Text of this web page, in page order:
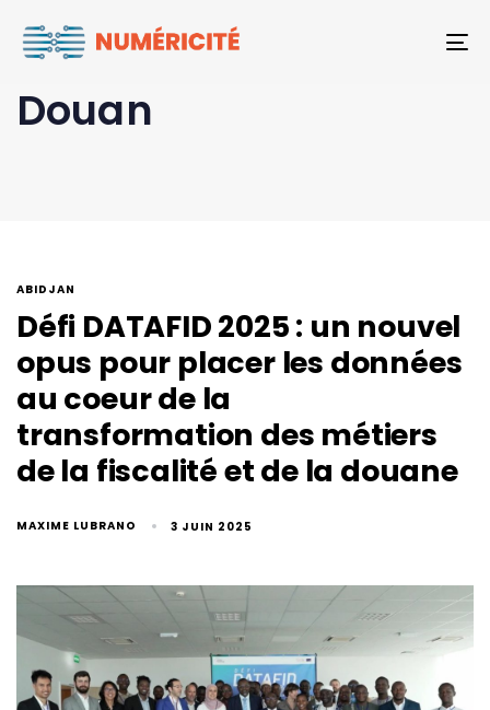
Douan
ABIDJAN
Défi DATAFID 2025 : un nouvel
opus pour placer les données
au coeur de la
transformation des métiers
de la fiscalité et de la douane
MAXIME LUBRANO 3 JUIN 2025